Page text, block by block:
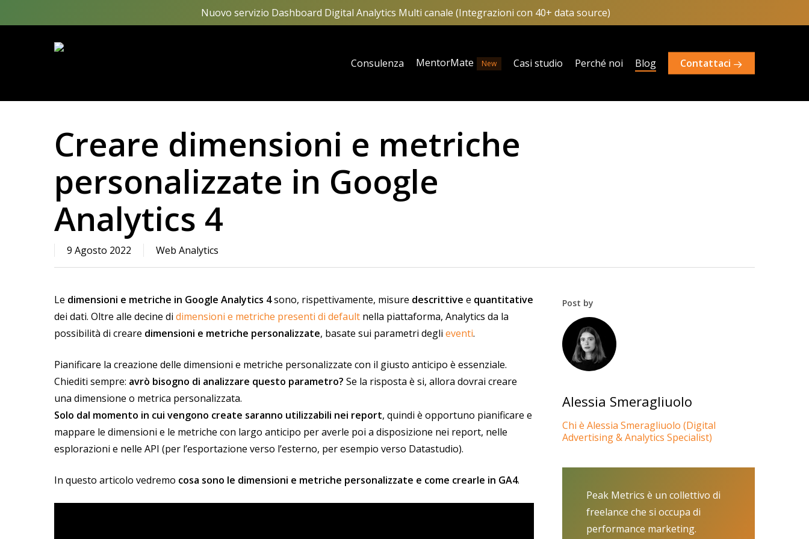
to
Nuovo servizio Dashboard Digital Analytics Multi canale (Integrazioni con 40+ data source)
Consulenza MentorMate New Casi studio Perché noi Blog Contattaci
Creare dimensioni e metriche
personalizzate in Google
Analytics 4
9 Agosto 2022 Web Analytics
Le dimensioni e metriche in Google Analytics 4sono, rispettivamente, misure descrittive e quantitative
dei dati. Oltre alle decine di dimensioni e metriche presenti di default nella piattaforma, Analytics da la
possibilità di creare dimensioni e metriche personalizzate, basate sui parametri degli eventi.
Pianificare la creazione delle dimensioni e metriche personalizzate con il giusto anticipo è essenziale.
Chiediti sempre: avrò bisogno di analizzare questo parametro? Se la risposta è si, allora dovrai creare
una dimensione o metrica personalizzata.
Solo dal momento in cui vengono create saranno utilizzabili nei report, quindi è opportuno pianificare e
mappare le dimensioni e le metriche con largo anticipo per averle poi a disposizione nei report, nelle
esplorazioni e nelle API (per l’esportazione verso l’esterno, per esempio verso Datastudio).
In questo articolo vedremo cosa sono le dimensioni e metriche personalizzate e come crearle in GA4.
Post by
Alessia Smeragliuolo
Chi è Alessia Smeragliuolo (Digital
Advertising & Analytics Specialist)
Peak Metrics è un collettivo di
freelance che si occupa di
performance marketing.